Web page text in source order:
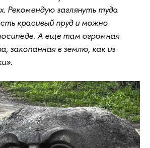
Рекомендую заглянуть туда
красивый пруд и можно
А еще там огромная
закопанная в землю, как из